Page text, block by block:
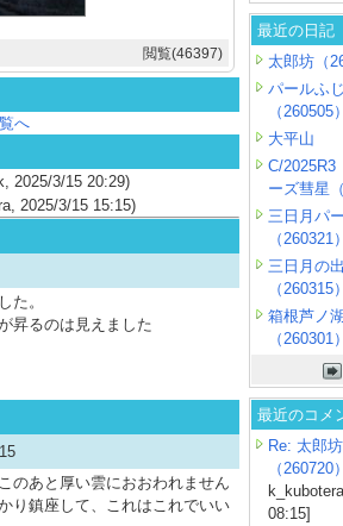
閲覧(46397)
へ
2025/3/15 20:29)
2025/3/15 15:15)
た。
昇るのは見えました
あと厚い雲におおわれません
り鎮座して、これはこれでいい
最近の日記
太郎坊（
パールふ
（260505
大平山
C/
ーズ彗星
三日月パ
（260321
三日月の
（260315
箱根芦ノ
（260301
最近のコメ
Re: 太郎坊
（260720
08:15]